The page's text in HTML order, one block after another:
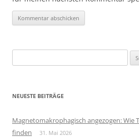
nach:
NEUESTE BEITRÄGE
Magnetomakrophagisch angezogen: Wie
finden
31. Mai 2026